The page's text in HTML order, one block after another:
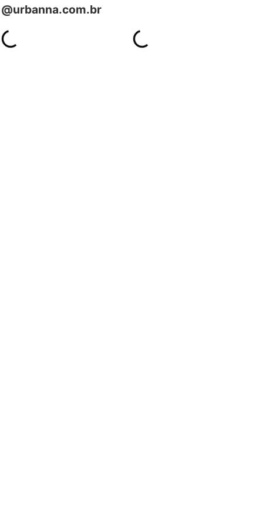
@urbanna.com.br